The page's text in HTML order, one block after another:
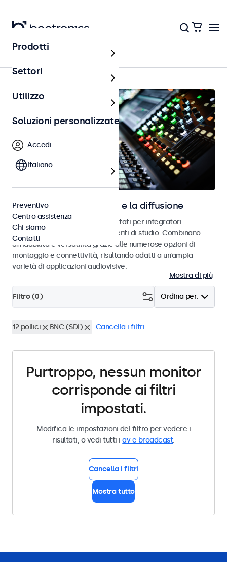
AV e broadcast
Schermi per l’audiovisivo e la diffusione
Monitor e schermi touch progettati per integratori
audiovisivi professionali e ambienti di studio. Combinano
affidabilità e versatilità grazie alle numerose opzioni di
montaggio e connettività, risultando adatti a un’ampia
varietà di applicazioni audiovisive.
Mostra di più
Ordina per:
Filtro (0)
12 pollici BNC (SDI) Cancella i filtri
Purtroppo, nessun monitor
corrisponde ai filtri
impostati.
Modifica le impostazioni del filtro per vedere i
risultati, o vedi tutti iav e broadcast.
Cancella i filtri
Mostra tutto
Prodotti
Settori
Utilizzo
Soluzioni personalizzate
Accedi
Italiano
Preventivo
Centro assistenza
Chi siamo
Contatti